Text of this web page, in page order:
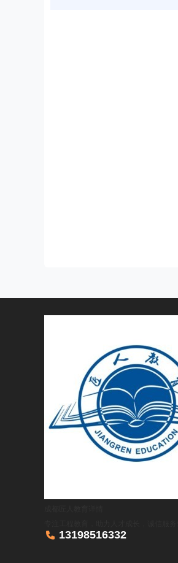
 13198516332